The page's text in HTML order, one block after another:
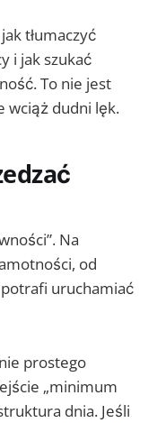
tłumaczyć
i jak szukać
To nie jest
wciąż dudni lęk.
Na
od
uruchamiać
prostego
„minimum
dnia. Jeśli